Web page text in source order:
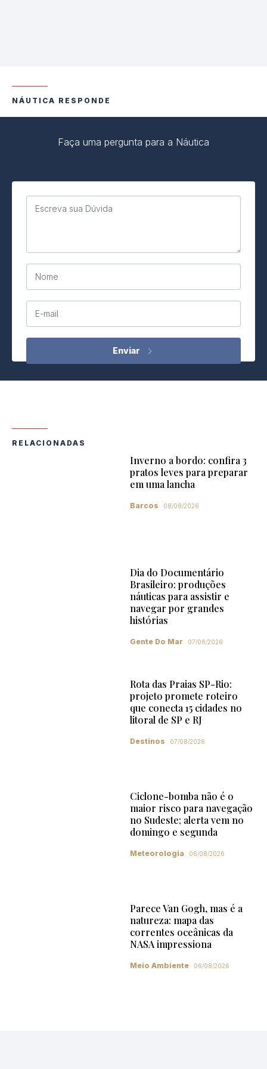
NÁUTICA RESPONDE
Faça uma pergunta para a Náutica
Escreva sua Dúvida
Nome
E-mail
RELACIONADAS
Inverno a bordo: confira 3
pratos leves para preparar
em uma lancha
Barcos 08/08/2026
Dia do Documentário
Brasileiro: produções
náuticas para assistir e
navegar por grandes
histórias
Gente Do Mar 07/08/2026
Rota das Praias SP-Rio:
projeto promete roteiro
que conecta 15 cidades no
litoral de SP e RJ
Destinos 07/08/2026
Ciclone-bomba não é o
maior risco para navegação
no Sudeste; alerta vem no
domingo e segunda
Meteorologia 06/08/2026
Parece Van Gogh, mas é a
natureza: mapa das
correntes oceânicas da
NASA impressiona
Meio Ambiente 06/08/2026